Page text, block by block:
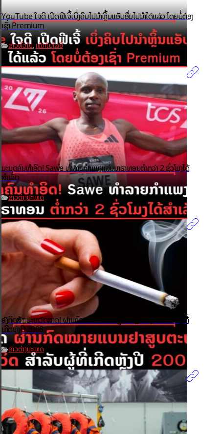
YouTube ໃຈດີ ເປີດຟີເຈີ້ເບິ່ງຄິບໄປນຳຫຼິ້ນແອັບອື່ນໄປນຳໄດ້ແລ້ວ ໂດຍບໍ່ຕ້ອງ
ເຊົ່າ Premium
ຂ່າວທົ່ວໄປ, ເທັກໂນໂລຢີ
ມະນຸດຄົນທຳອິດ! Sawe ທຳລາຍກຳແພງແລ່ນມາຣາທອນຕ່ຳກວ່າ 2 ຊົ່ວໂມງໄດ້
ສຳເລັດ
ຂ່າວຕ່າງປະເທດ
ອັງກິດສ້າງປະຫວັດສາດ! ຜ່ານກົດໝາຍແບນຢາສູບຕະຫຼອດຊີວິດ ສຳລັບຜູ້ທີ່
ເກີດຫຼັງປີ 2008
ຂ່າວຕ່າງປະເທດ